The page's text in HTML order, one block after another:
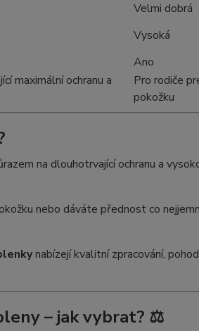
Velmi dobrá
Vysoká
Ano
maximální ochranu a
Pro rodiče
pokožku
na dlouhotrvající ochranu a
nebo dáváte přednost co
nabízejí kvalitní zpracování,
– jak vybrat? ⚖️